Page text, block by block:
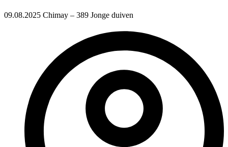
09.08.2025 Chimay – 389 Jonge duiven